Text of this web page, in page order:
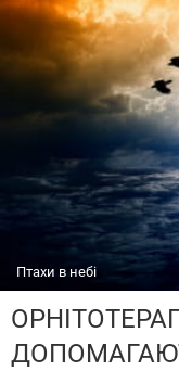
Птахи в небі